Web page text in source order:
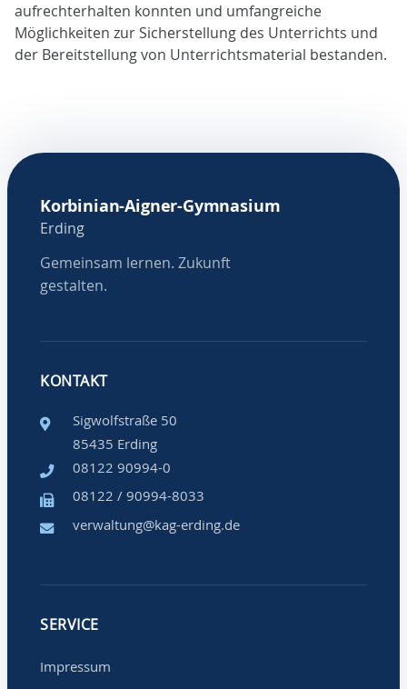
aufrechterhalten konnten und umfangreiche
Möglichkeiten zur Sicherstellung des Unterrichts und
der Bereitstellung von Unterrichtsmaterial bestanden.
Korbinian-Aigner-Gymnasium
Erding
Gemeinsam lernen. Zukunft
gestalten.
KONTAKT
Sigwolfstraße 50
85435 Erding
08122 90994-0
08122 / 90994-8033
verwaltung@kag-erding.de
SERVICE
Impressum